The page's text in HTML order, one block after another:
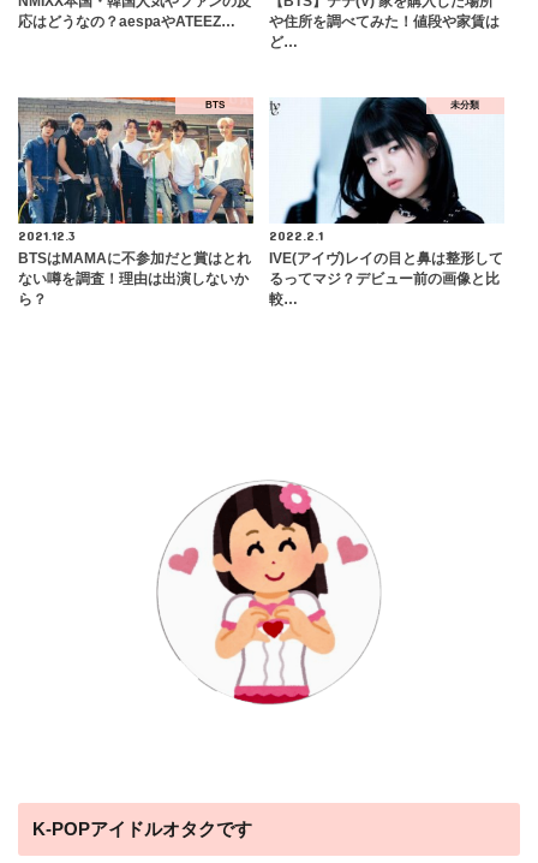
応はどうなの？aespaやATEEZ…
や住所を調べてみた！値段や家賃は
ど…
BTS
2021.12.3
BTSはMAMAに不参加だと賞はとれ
ない噂を調査！理由は出演しないか
ら？
未分類
2022.2.1
IVE(アイヴ)レイの目と鼻は整形して
るってマジ？デビュー前の画像と比
較…
K-POPアイドルオタクです